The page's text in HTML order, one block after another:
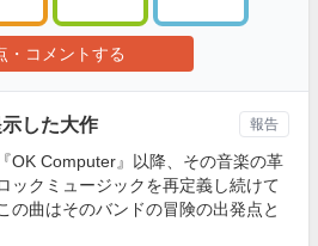
・コメントする
した大作
OK Computer』以降、その音楽の革
ックミュージックを再定義し続けて
の曲はそのバンドの冒険の出発点と
報告